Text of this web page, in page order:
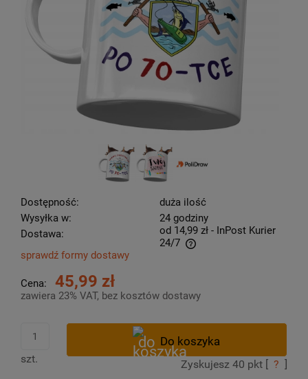
Dostępność:
duża ilość
Wysyłka w:
24 godziny
Dostawa:
od 14,99 zł - InPost Kurier
24/7
Cena nie zawiera ewentualnych kosztów płatności
sprawdź formy dostawy
Cena: 45,99 zł
zawiera 23% VAT, bez kosztów dostawy
szt. Zyskujesz 40 pkt [ ? ]